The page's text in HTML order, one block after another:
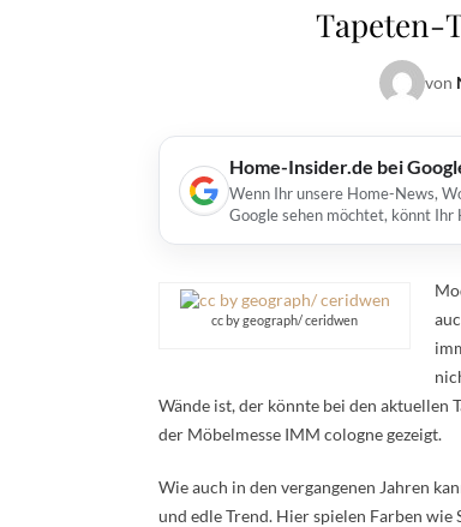
Tapeten-
von
Home-Insider.de bei
Wenn Ihr unsere Home-News,
Google sehen möchtet, könnt Ihr
cc by geograph/ ceridwen
Wände ist, der könnte bei den aktuellen
der Möbelmesse IMM cologne gezeigt.
Wie auch in den vergangenen Jahren
und edle Trend. Hier spielen Farben